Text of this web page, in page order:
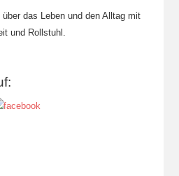
das Leben und den Alltag mit
und Rollstuhl.